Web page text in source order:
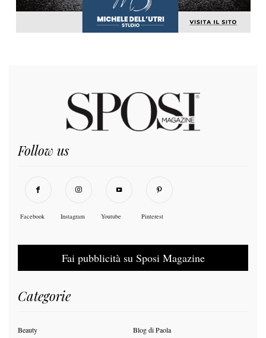
Follow us
Facebook Instagram Youtube Pinterest
Fai pubblicità su Sposi Magazine
Categorie
Beauty Blog di Paola